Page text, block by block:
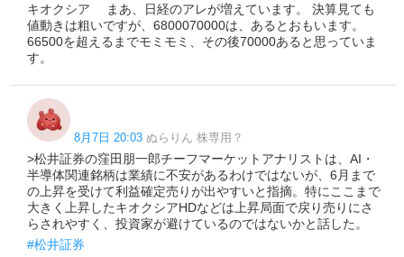
キオクシア まあ、日経のアレが増えています。 決算見ても
値動きは粗いですが、6800070000は、あるとおもいます。
66500を超えるまでモミモミ、その後70000あると思っていま
す。
8月7日 20:03 ぬらりん 株専用？
>松井証券の窪田朋一郎チーフマーケットアナリストは、AI・
半導体関連銘柄は業績に不安があるわけではないが、6月まで
の上昇を受けて利益確定売りが出やすいと指摘。特にここまで
大きく上昇したキオクシアHDなどは上昇局面で戻り売りにさ
らされやすく、投資家が避けているのではないかと話した。
#松井証券